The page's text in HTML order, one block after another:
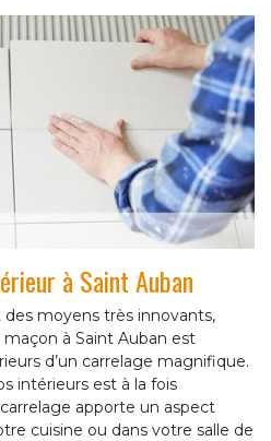
à Saint Auban
moyens très innovants,
à Saint Auban est
d’un carrelage magnifique.
intérieurs est à la fois
apporte un aspect
cuisine ou dans votre salle de